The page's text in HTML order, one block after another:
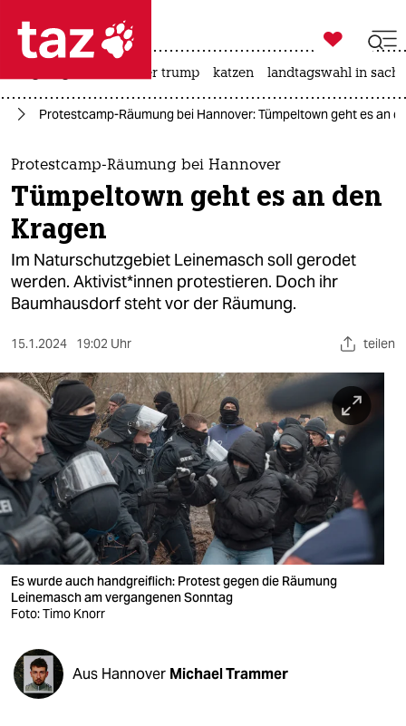
 taz zahl ich
taz zahl ich
themen
politik
öko
gesellschaft
sport
berlin
nord
wahrheit
verlag
verlag
veranstaltungen
fragen & hilfe

taz zahl ich
usa unter trump katzen landtagswahl in
Protestcamp-Räumung bei Hannover: Tümpeltown geht es an
Protestcamp-Räumung bei Hannover
Tümpeltown geht es an den
Kragen
Im Naturschutzgebiet Leinemasch soll gerodet
werden. Ak­ti­vis­t*in­nen protestieren. Doch ihr
Baumhausdorf steht vor der Räumung.
15.1.2024 19:02 Uhr teilen
Es wurde auch handgreiflich: Protest gegen die Räumung
Leinemasch am vergangenen Sonntag
Foto: Timo Knorr
Aus Hannover Michael Trammer